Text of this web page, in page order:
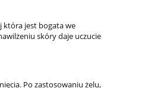
która jest bogata we
skóry daje uczucie
Po zastosowaniu żelu,